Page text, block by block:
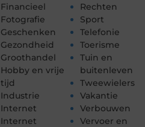
Financieel
Fotografie
Geschenken
Gezondheid
Groothandel
Hobby en vrije
tijd
Industrie
Internet
Internet
Rechten
Sport
Telefonie
Toerisme
Tuin en
buitenleven
Tweewielers
Vakantie
Verbouwen
Vervoer en